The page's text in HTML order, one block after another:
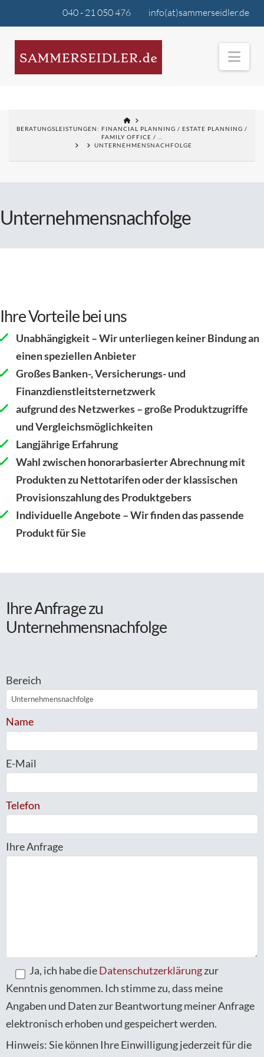
040 - 21 050 476 info(at)sammerseidler.de
BERATUNGSLEISTUNGEN: FINANCIAL PLANNING / ESTATE PLANNING /
FAMILY OFFICE / …
UNTERNEHMENSNACHFOLGE
Unternehmensnachfolge
Ihre Vorteile bei uns
Unabhängigkeit – Wir unterliegen keiner Bindung an
einen speziellen Anbieter
Großes Banken-, Versicherungs- und
Finanzdienstleitsternetzwerk
aufgrund des Netzwerkes – große Produktzugriffe
und Vergleichsmöglichkeiten
Langjährige Erfahrung
Wahl zwischen honorarbasierter Abrechnung mit
Produkten zu Nettotarifen oder der klassischen
Provisionszahlung des Produktgebers
Individuelle Angebote – Wir finden das passende
Produkt für Sie
Ihre Anfrage zu
Unternehmensnachfolge
Bereich
Name
E-Mail
Telefon
Ihre Anfrage
Ja, ich habe dieDatenschutzerklärungzur
Kenntnis genommen. Ich stimme zu, dass meine
Angaben und Daten zur Beantwortung meiner Anfrage
elektronisch erhoben und gespeichert werden.
Hinweis: Sie können Ihre Einwilligung jederzeit für die